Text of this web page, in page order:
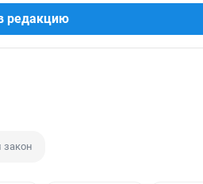
редакцию
закон